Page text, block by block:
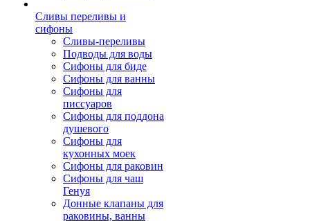
Сливы переливы и
сифоны
Сливы-переливы
Подводы для воды
Сифоны для биде
Сифоны для ванны
Сифоны для
писсуаров
Сифоны для поддона
душевого
Сифоны для
кухонных моек
Сифоны для раковин
Сифоны для чаш
Генуя
Донные клапаны для
раковины, ванны